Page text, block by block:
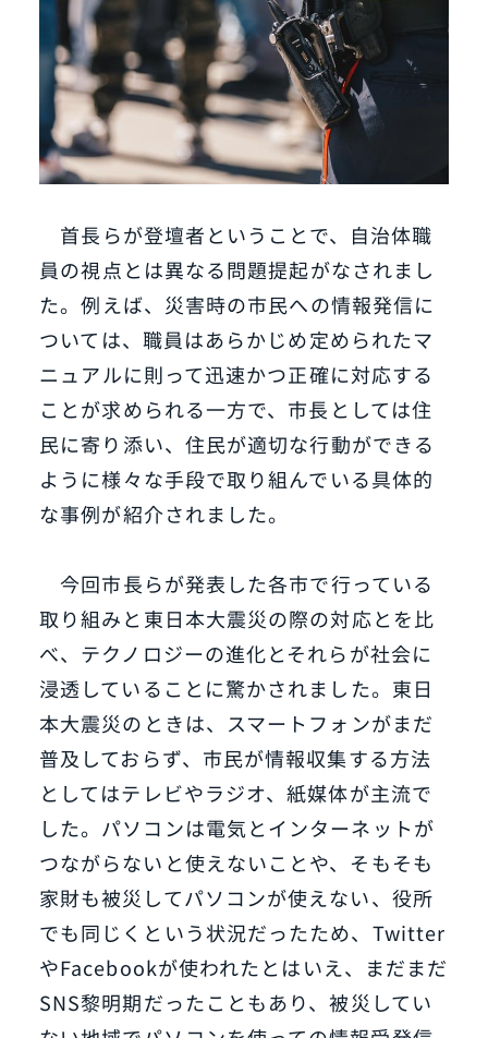
首長らが登壇者ということで、自治体職
員の視点とは異なる問題提起がなされまし
た。例えば、災害時の市民への情報発信に
ついては、職員はあらかじめ定められたマ
ニュアルに則って迅速かつ正確に対応する
ことが求められる一方で、市長としては住
民に寄り添い、住民が適切な行動ができる
ように様々な手段で取り組んでいる具体的
な事例が紹介されました。
今回市長らが発表した各市で行っている
取り組みと東日本大震災の際の対応とを比
べ、テクノロジーの進化とそれらが社会に
浸透していることに驚かされました。東日
本大震災のときは、スマートフォンがまだ
普及しておらず、市民が情報収集する方法
としてはテレビやラジオ、紙媒体が主流で
した。パソコンは電気とインターネットが
つながらないと使えないことや、そもそも
家財も被災してパソコンが使えない、役所
でも同じくという状況だったため、Twitter
やFacebookが使われたとはいえ、まだまだ
SNS黎明期だったこともあり、被災してい